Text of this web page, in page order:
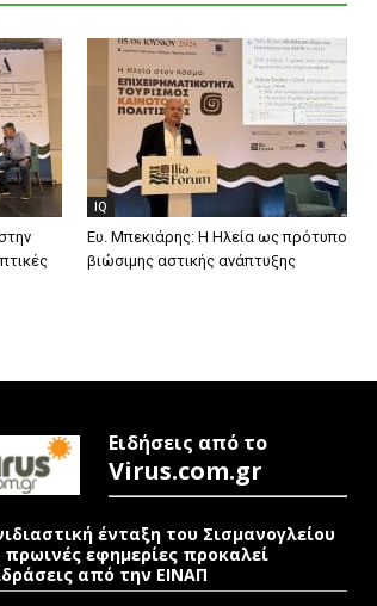
IQ
Ευ. Μπεκιάρης: Η Ηλεία ως πρότυπο
βιώσιμης αστικής ανάπτυξης
Ειδήσεις από το
Virus.com.gr
ένταξη του Σισμανογλείου
πρωινές εφημερίες προκαλεί
από την ΕΙΝΑΠ